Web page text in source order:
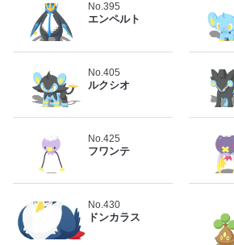
No.395
エンペルト
No.405
ルクシオ
No.425
フワンテ
No.430
ドンカラス